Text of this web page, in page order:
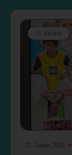
Sticker
27. Januar 2025